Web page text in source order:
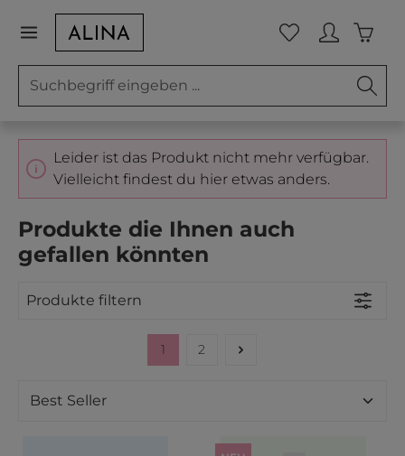
Zum Hauptinhalt springen Du hast 0
Leider ist das Produkt nicht mehr verfügbar.
Vielleicht findest du hier etwas anders.
Produkte die Ihnen auch
gefallen könnten
Produkte filtern
Seite
1 Seite
2